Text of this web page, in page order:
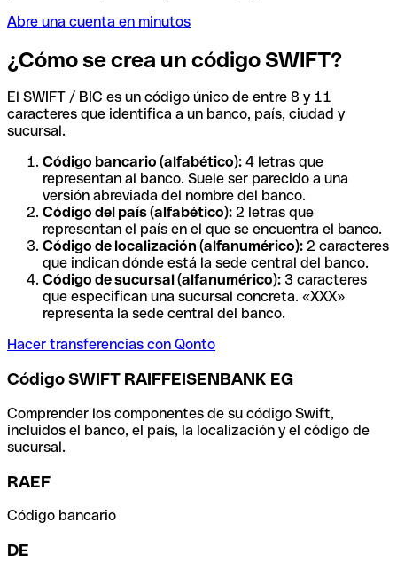
Abre una cuenta en minutos
¿Cómo se crea un código SWIFT?
El SWIFT / BIC es un código único de entre 8 y 11
caracteres que identifica a un banco, país, ciudad y
sucursal.
Código bancario (alfabético): 4 letras que
representan al banco. Suele ser parecido a una
versión abreviada del nombre del banco.
Código del país (alfabético): 2 letras que
representan el país en el que se encuentra el banco.
Código de localización (alfanumérico): 2 caracteres
que indican dónde está la sede central del banco.
Código de sucursal (alfanumérico): 3 caracteres
que especifican una sucursal concreta. «XXX»
representa la sede central del banco.
Hacer transferencias con Qonto
Código SWIFT RAIFFEISENBANK EG
Comprender los componentes de su código Swift,
incluidos el banco, el país, la localización y el código de
sucursal.
RAEF
Código bancario
DE